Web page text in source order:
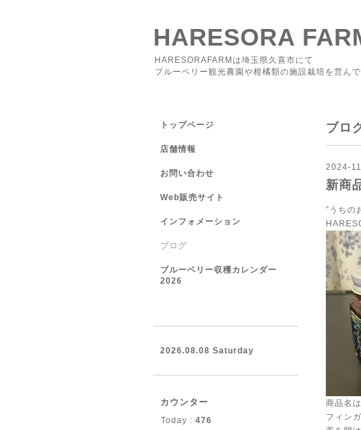
HARESORA
HARESORAFARMは埼玉県久喜市にて
ブルーベリー観光農園や柑橘類の施設栽培を営んで
ブロ
2024-
新商
”うちの
商品名
フィン
トップページ
店舗情報
お問い合わせ
Web販売サイト
インフォメーション
ブログ
ブルーベリー収穫カレンダー
2026
2026.08.08 Saturday
カウンター
Today : 476